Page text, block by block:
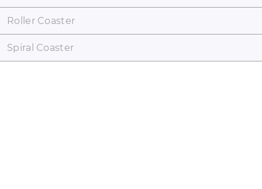
Roller Coaster
Spiral Coaster